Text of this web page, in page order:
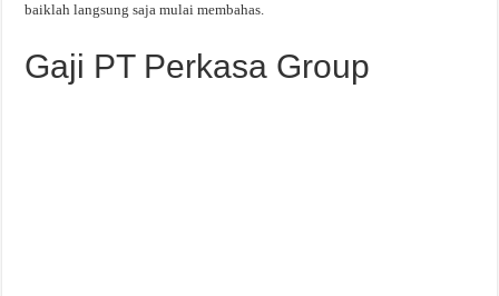
baiklah langsung saja mulai membahas.
Gaji PT Perkasa Group